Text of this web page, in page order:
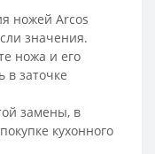
ножей Arcos
значения.
ножа и его
в заточке
замены, в
кухонного